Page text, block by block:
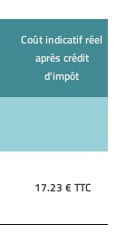
Coût indicatif réel
après crédit
d'impôt
17.23 € TTC